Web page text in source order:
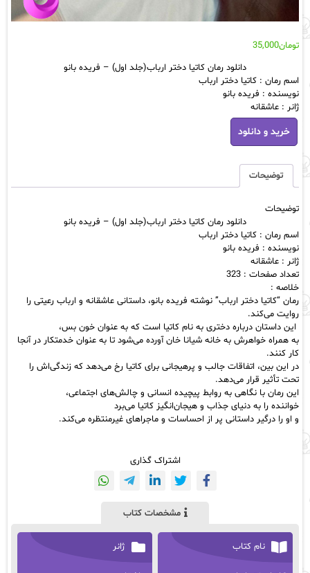
تومان35,000
دانلود رمان کاتیا دختر ارباب(جلد اول) – فریده بانو
اسم رمان : کاتیا دختر ارباب
نویسنده : فریده بانو
ژانر : عاشقانه
دانلود
رمان
کاتیا
ارباب(جلد
اول)
فریده
عدد
خرید و دانلود
توضیحات
توضیحات
دانلود رمان کاتیا دختر ارباب(جلد اول) – فریده بانو
اسم رمان : کاتیا دختر ارباب
نویسنده : فریده بانو
ژانر : عاشقانه
تعداد صفحات : 323
خلاصه :
رمان “کاتیا دختر ارباب” نوشته فریده بانو، داستانی عاشقانه و ارباب رعیتی را
روایت می‌کند.
این داستان درباره دختری به نام کاتیا است که به عنوان خون بس،
به همراه خواهرش به خانه شیانا خان آورده می‌شود تا به عنوان خدمتکار در آنجا
کار کنند.
در این بین، اتفاقات جالب و پرهیجانی برای کاتیا رخ می‌دهد که زندگی‌اش را
تحت تأثیر قرار می‌دهد.
این رمان با نگاهی به روابط پیچیده انسانی و چالش‌های اجتماعی،
خواننده را به دنیای جذاب و هیجان‌انگیز کاتیا می‌برد
و او را درگیر داستانی پر از احساسات و ماجراهای غیرمنتظره می‌کند.
اشتراک گذاری
مشخصات کتاب
نام کتاب ژانر